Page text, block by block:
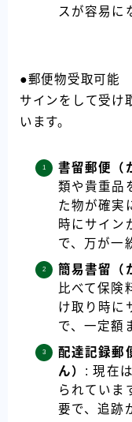
スが容易に
●郵便物受取可能
サインをして受け
います。
書留郵便（
類や貴重品
た物が確実
時にサイン
で、万が一
簡易書留（
比べて保険
け取り時に
で、一定額
配達記録郵
ん） : 現在
られていま
要で、追跡